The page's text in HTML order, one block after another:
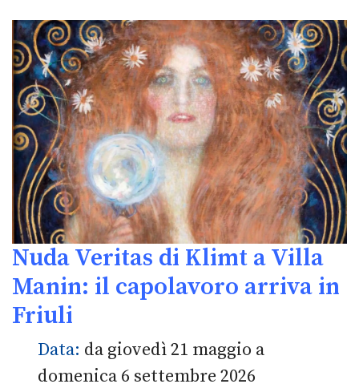
Nuda Veritas di Klimt a Villa
Manin: il capolavoro arriva in
Friuli
Data: da giovedì 21 maggio a
domenica 6 settembre 2026